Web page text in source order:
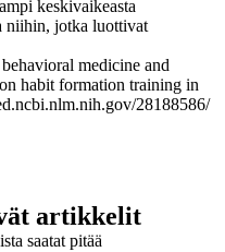
keskivaikeasta
niihin, jotka luottivat
medicine and
habit formation training in
28188586/
artikkelit
saatat pitää